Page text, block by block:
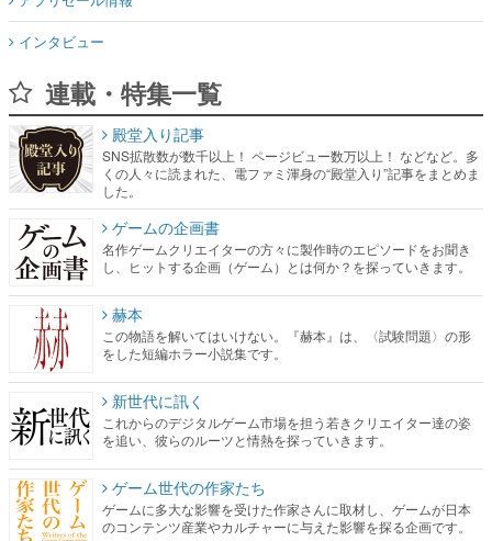
インタビュー
連載・特集一覧
殿堂入り記事
SNS拡散数が数千以上！ ページビュー数万以上！ などなど。多
くの人々に読まれた、電ファミ渾身の“殿堂入り”記事をまとめま
した。
ゲームの企画書
名作ゲームクリエイターの方々に製作時のエピソードをお聞き
し、ヒットする企画（ゲーム）とは何か？を探っていきます。
赫本
この物語を解いてはいけない。『赫本』は、〈試験問題〉の形
をした短編ホラー小説集です。
新世代に訊く
これからのデジタルゲーム市場を担う若きクリエイター達の姿
を追い、彼らのルーツと情熱を探っていきます。
ゲーム世代の作家たち
ゲームに多大な影響を受けた作家さんに取材し、ゲームが日本
のコンテンツ産業やカルチャーに与えた影響を探る企画です。